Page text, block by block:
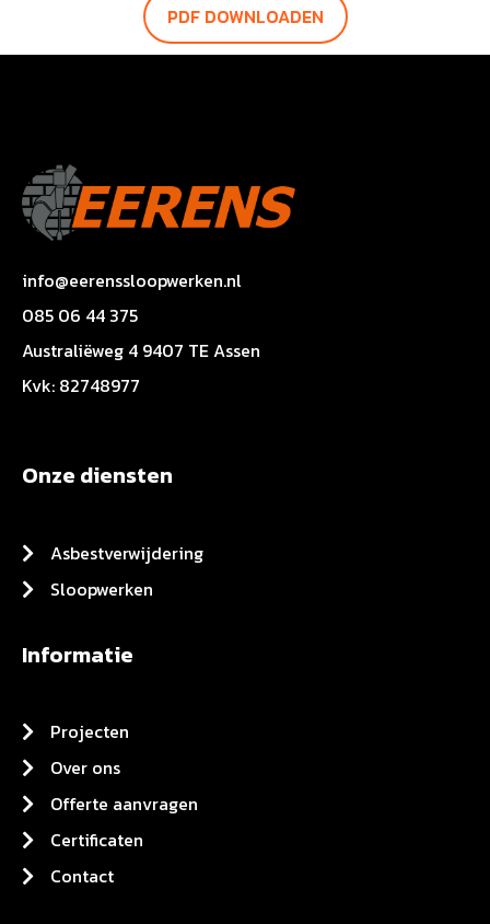
PDF DOWNLOADEN
info@eerenssloopwerken.nl
085 06 44 375
Australiëweg 4 9407 TE Assen
Kvk: 82748977
Onze diensten
Asbestverwijdering
Sloopwerken
Informatie
Projecten
Over ons
Offerte aanvragen
Certificaten
Contact